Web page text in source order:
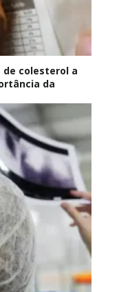
de colesterol a
da